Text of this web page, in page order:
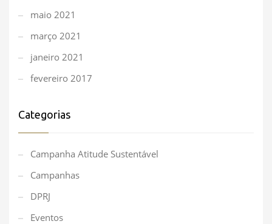
maio 2021
março 2021
janeiro 2021
fevereiro 2017
Categorias
Campanha Atitude Sustentável
Campanhas
DPRJ
Eventos